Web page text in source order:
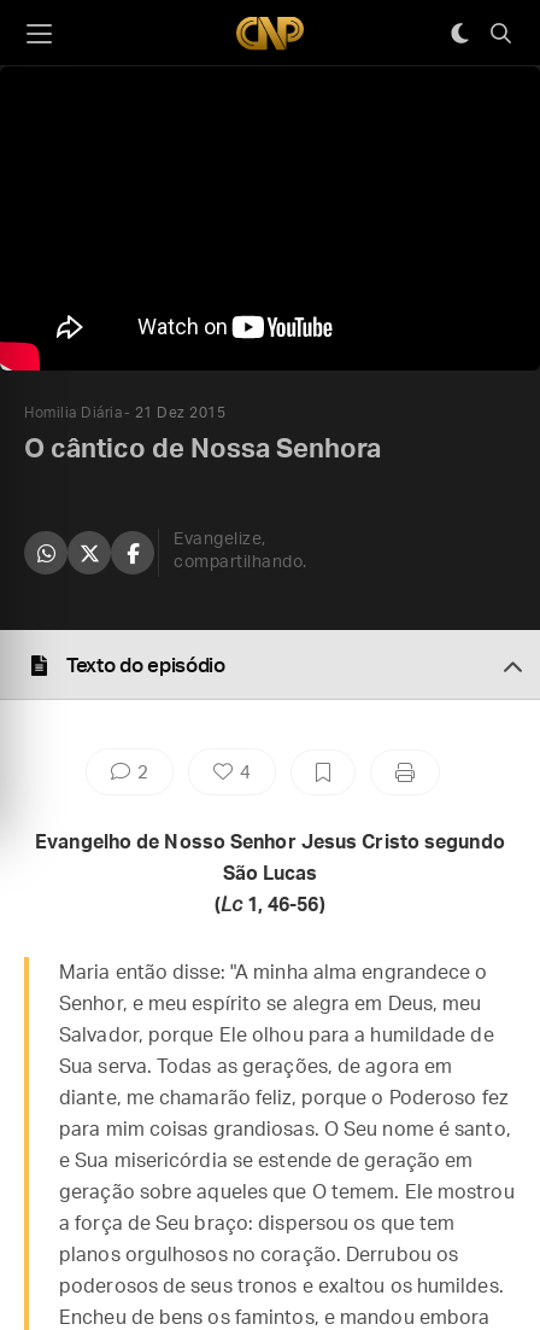
Homilia Diária 21 Dez 2015
O cântico de Nossa Senhora
Evangelize,
compartilhando.
Texto do episódio
2 4
Evangelho de Nosso Senhor Jesus Cristo segundo
São Lucas
(Lc1, 46-56)
Maria então disse: "A minha alma engrandece o
Senhor, e meu espírito se alegra em Deus, meu
Salvador, porque Ele olhou para a humildade de
Sua serva. Todas as gerações, de agora em
diante, me chamarão feliz, porque o Poderoso fez
para mim coisas grandiosas. O Seu nome é santo,
e Sua misericórdia se estende de geração em
geração sobre aqueles que O temem. Ele mostrou
a força de Seu braço: dispersou os que tem
planos orgulhosos no coração. Derrubou os
poderosos de seus tronos e exaltou os humildes.
Encheu de bens os famintos, e mandou embora